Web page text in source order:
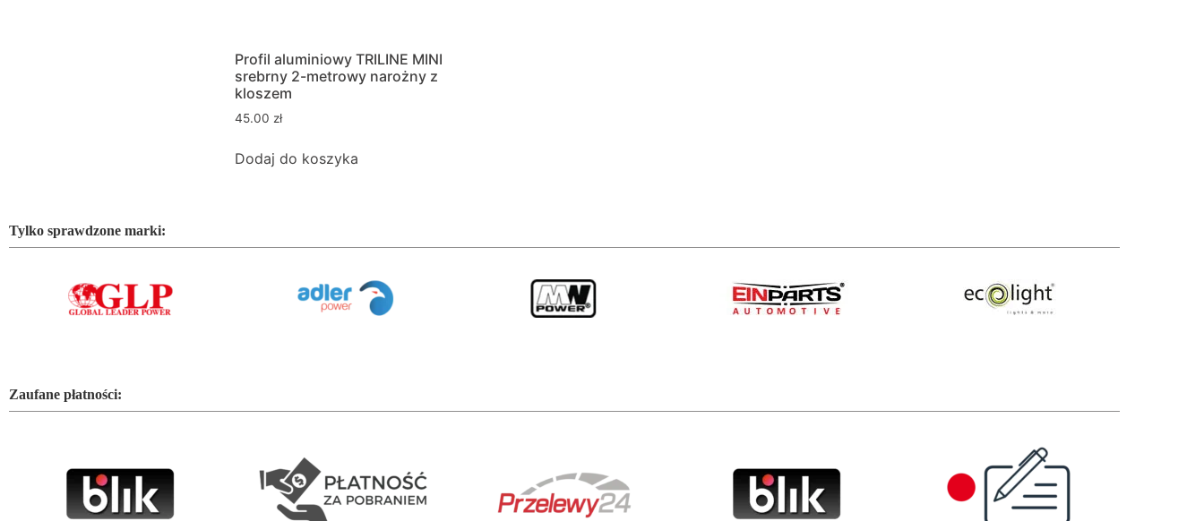
Profil aluminiowy TRILINE MINI
srebrny 2-metrowy narożny z
kloszem
45.00 zł
Dodaj do koszyka
Tylko sprawdzone marki:
Zaufane płatności: